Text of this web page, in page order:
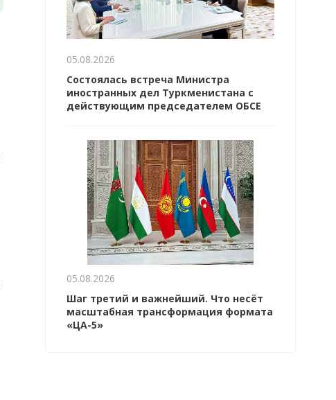
05.08.2026
Состоялась встреча Министра
иностранных дел Туркменистана с
действующим председателем ОБСЕ
05.08.2026
Шаг третий и важнейший. Что несёт
масштабная трансформация формата
«ЦА-5»